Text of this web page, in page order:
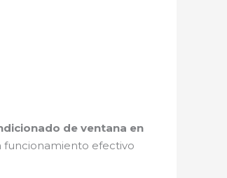
de ventana en
funcionamiento efectivo